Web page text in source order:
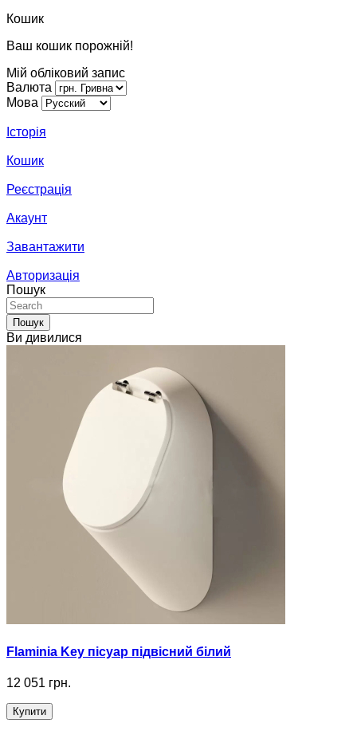
Кошик
Ваш кошик порожній!
Мій обліковий запис
Валюта
Мова
Історія
Кошик
Реєстрація
Акаунт
Завантажити
Авторизація
Пошук
Пошук
Ви дивилися
Flaminia Key пісуар підвісний білий
12 051 грн.
Купити